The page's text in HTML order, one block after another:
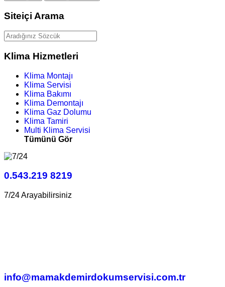
Siteiçi Arama
Klima Hizmetleri
Klima Montajı
Klima Servisi
Klima Bakımı
Klima Demontajı
Klima Gaz Dolumu
Klima Tamiri
Multi Klima Servisi
Tümünü Gör
0.543.219 8219
7/24 Arayabilirsiniz
info@mamakdemirdokumservisi.com.tr